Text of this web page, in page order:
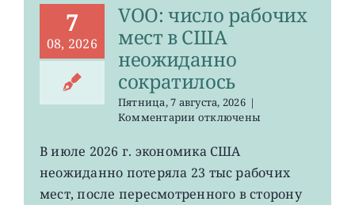
7
08, 2026
VOO: число рабочих
мест в США
неожиданно
сократилось
Пятница, 7 августа, 2026 |
Комментариик
VOO:
рабочих
мест
отключены
В июле 2026 г. экономика США
неожиданно потеряла 23 тыс рабочих
мест, после пересмотренного в сторону